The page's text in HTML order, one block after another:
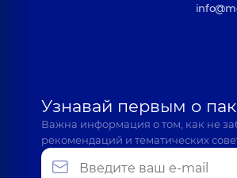
Узнавай первым о
Важна информация о том, как не
рекомендаций и тематических